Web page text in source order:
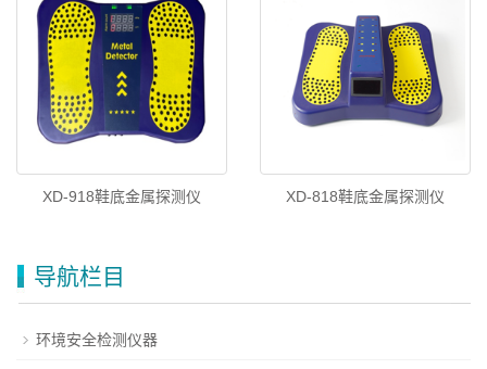
XD-918鞋底金属探测仪 XD-818鞋底金属探测仪
导航栏目
环境安全检测仪器